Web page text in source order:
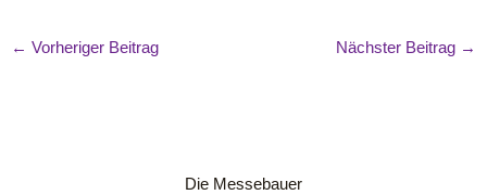
← Vorheriger Beitrag Nächster Beitrag →
Die Messebauer